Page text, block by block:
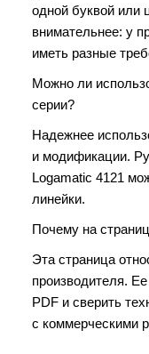
одной буквой или
внимательнее: у
иметь разные
Можно ли
серии?
Надежнее
и модификации.
Logamatic 4121
линейки.
Почему на
Эта страница
производителя.
PDF и сверить
с коммерческими